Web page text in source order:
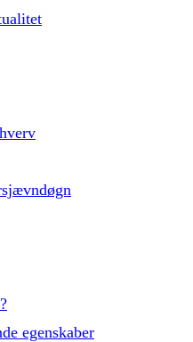
egenskaber